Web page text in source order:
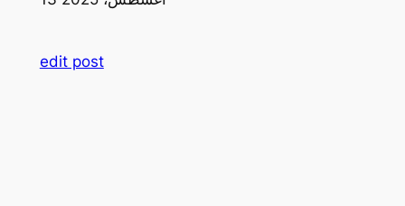
edit post